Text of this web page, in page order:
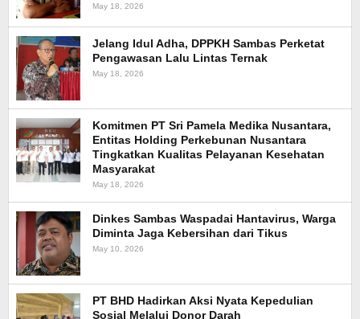
May 18, 2026
Jelang Idul Adha, DPPKH Sambas Perketat
Pengawasan Lalu Lintas Ternak
May 18, 2026
Komitmen PT Sri Pamela Medika Nusantara,
Entitas Holding Perkebunan Nusantara
Tingkatkan Kualitas Pelayanan Kesehatan
Masyarakat
May 18, 2026
Dinkes Sambas Waspadai Hantavirus, Warga
Diminta Jaga Kebersihan dari Tikus
May 10, 2026
PT BHD Hadirkan Aksi Nyata Kepedulian
Sosial Melalui Donor Darah